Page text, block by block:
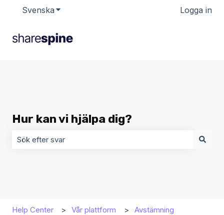
Svenska Visa undermenyer för översättningarLogga in
Hur kan vi hjälpa dig?
Help Center Vår plattform Avstämning